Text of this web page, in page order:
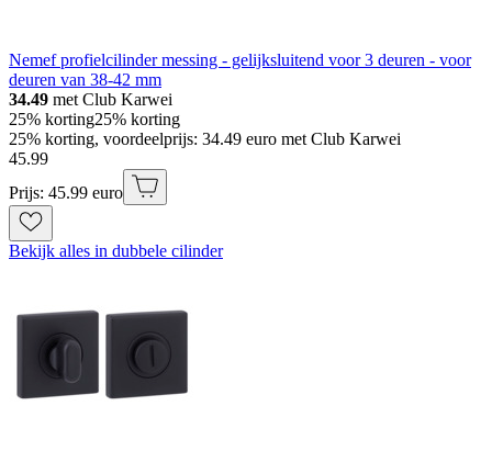
Nemef profielcilinder messing - gelijksluitend voor 3 deuren - voor
deuren van 38-42 mm
34.49 met Club Karwei
25% korting25% korting
25% korting, voordeelprijs: 34.49 euro met Club Karwei
45.99
Prijs: 45.99 euro
Bekijk alles in dubbele cilinder